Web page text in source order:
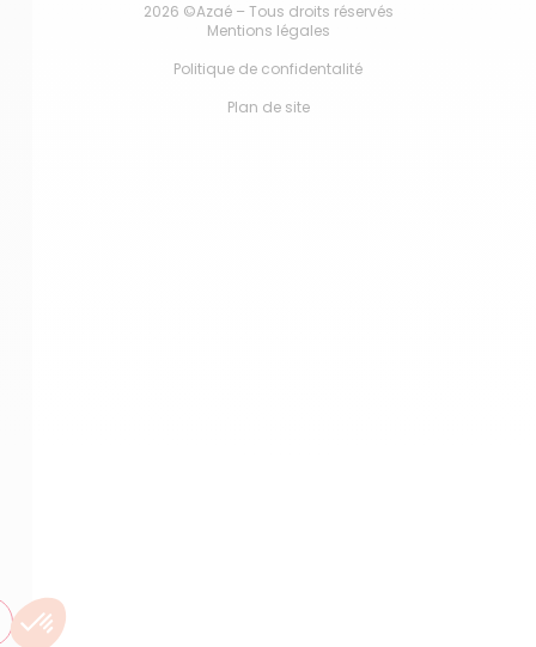
2026 ©Azaé – Tous droits réservés
Mentions légales
Politique de confidentalité
Plan de site